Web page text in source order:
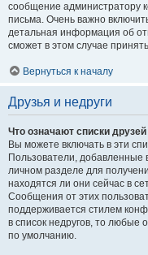
сообщение администратору
письма. Очень важно
детальная информация об
сможет в этом случае
Вернуться к началу
Друзья и недруги
Что означают списки
Вы можете включать в эти
Пользователи, добавленные
личном разделе для
находятся ли они сейчас в
Сообщения от этих
поддерживается стилем
в список недругов, то
по умолчанию.